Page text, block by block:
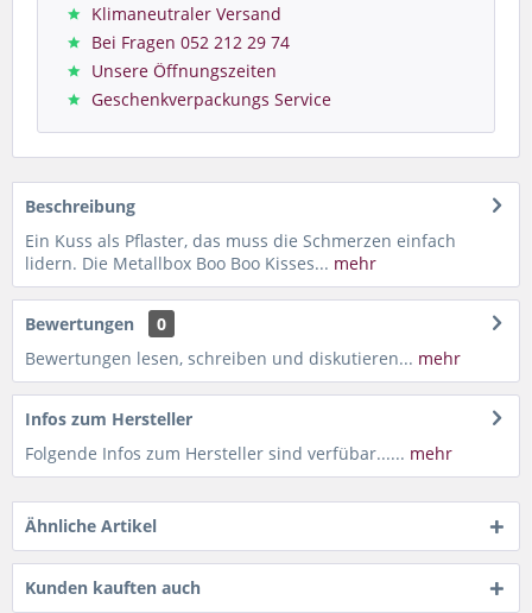
Klimaneutraler Versand
Bei Fragen 052 212 29 74
Unsere Öffnungszeiten
Geschenkverpackungs Service
Beschreibung
Ein Kuss als Pflaster, das muss die Schmerzen einfach
lidern. Die Metallbox Boo Boo Kisses... mehr
Bewertungen
0
Bewertungen lesen, schreiben und diskutieren... mehr
Infos zum Hersteller
Folgende Infos zum Hersteller sind verfübar...... mehr
Ähnliche Artikel
Kunden kauften auch